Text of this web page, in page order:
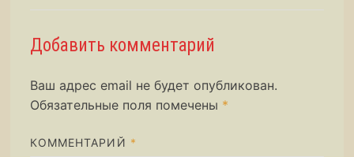
Добавить комментарий
Ваш адрес email не будет опубликован.
Обязательные поля помечены *
КОММЕНТАРИЙ *